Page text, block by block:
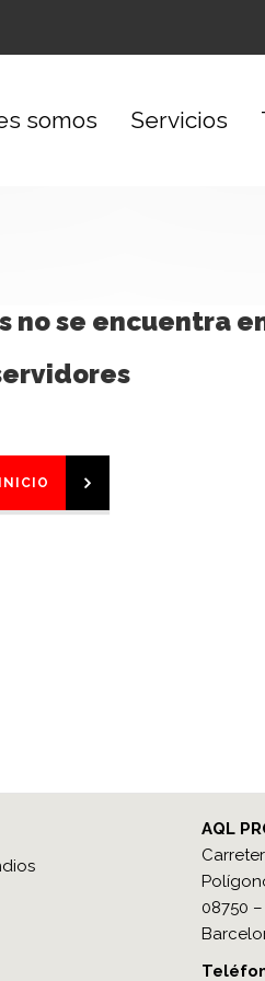
somos Servicios
no se encuentra
AQL
08750